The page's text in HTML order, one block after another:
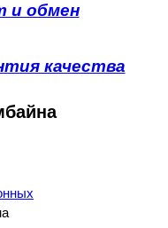
и обмен
качества